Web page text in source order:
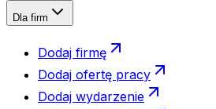
Dla firm
Dodaj firmę
Dodaj ofertę pracy
Dodaj wydarzenie